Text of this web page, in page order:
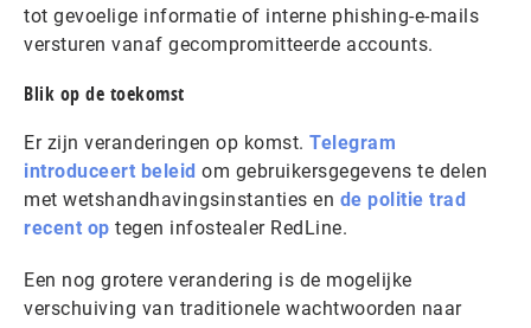
tot gevoelige informatie of interne phishing-e-mails
versturen vanaf gecompromitteerde accounts.
Blik op de toekomst
Er zijn veranderingen op komst. Telegram
introduceert beleid om gebruikersgegevens te delen
met wetshandhavingsinstanties en de politie trad
recent op tegen infostealer RedLine.
Een nog grotere verandering is de mogelijke
verschuiving van traditionele wachtwoorden naar